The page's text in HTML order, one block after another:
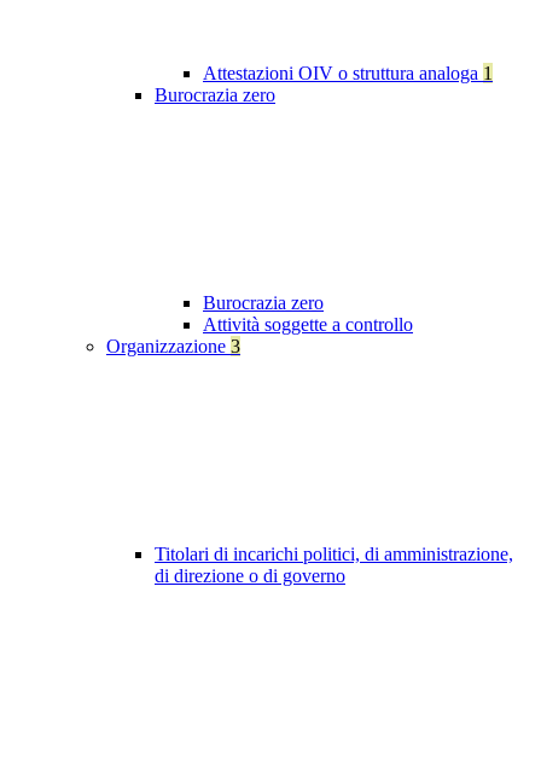
Attestazioni OIV o struttura analoga 1
Burocrazia zero
Burocrazia zero
Attività soggette a controllo
Organizzazione 3
Titolari di incarichi politici, di amministrazione,
di direzione o di governo